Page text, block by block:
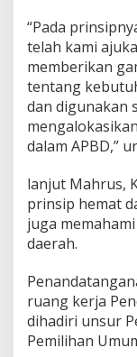
“Pada
telah kami
memberikan
tentang
dan digunakan
dalam APBD,”
lanjut Mahrus,
prinsip hemat
juga
daerah.
ruang kerja
dihadiri unsur
Pemilihan